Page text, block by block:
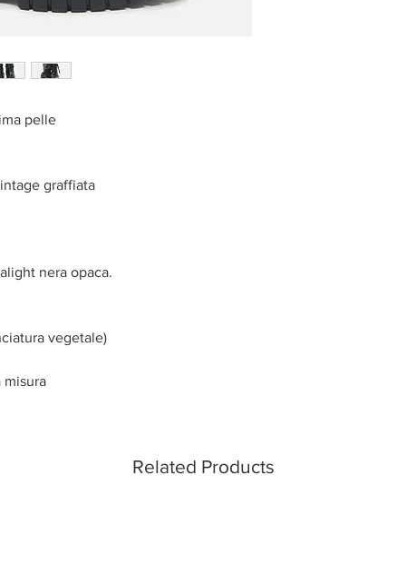
pelle
graffiata
nera opaca.
vegetale)
misura
Related Products